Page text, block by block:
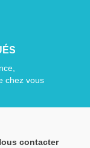
chez vous
contacter